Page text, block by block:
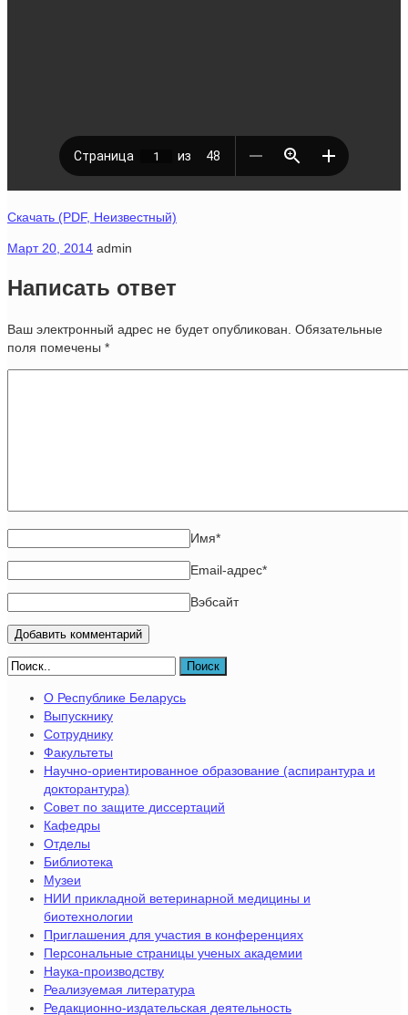
Скачать (PDF, Неизвестный)
Март 20, 2014 admin
Написать ответ
Ваш электронный адрес не будет опубликован. Обязательные
поля помечены *
Имя*
Email-адрес*
Вэбсайт
Поиск
О Республике Беларусь
Выпускнику
Сотруднику
Факультеты
Научно-ориентированное образование (аспирантура и
докторантура)
Совет по защите диссертаций
Кафедры
Отделы
Библиотека
Музеи
НИИ прикладной ветеринарной медицины и
биотехнологии
Приглашения для участия в конференциях
Персональные страницы ученых академии
Наука-производству
Реализуемая литература
Редакционно-издательская деятельность